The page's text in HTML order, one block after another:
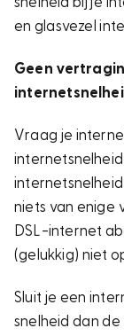
en glasvezel
Geen
Vraag je
niets van enige
DSL-internet
(gelukkig) niet
Sluit je een
snelheid dan